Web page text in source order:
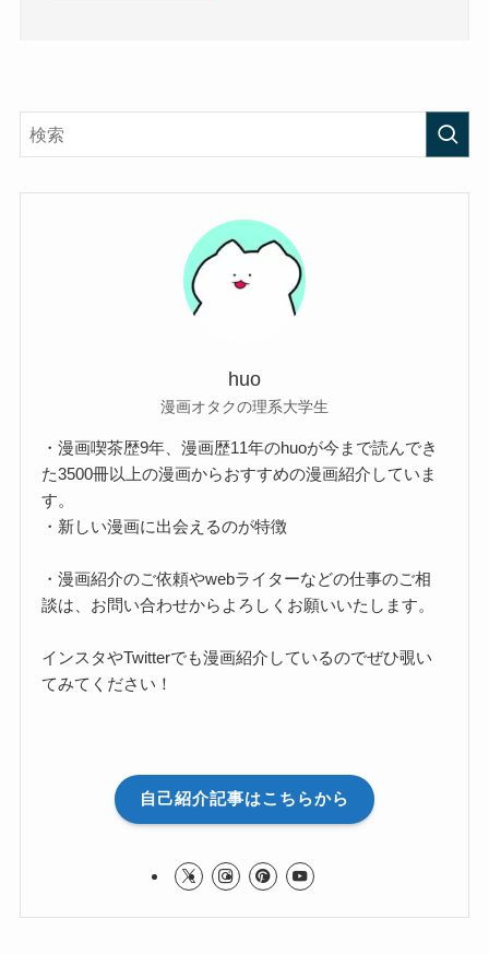
huo
漫画オタクの理系大学生
・漫画喫茶歴9年、漫画歴11年のhuoが今まで読んでき
た3500冊以上の漫画からおすすめの漫画紹介していま
す。
・新しい漫画に出会えるのが特徴
・漫画紹介のご依頼やwebライターなどの仕事のご相
談は、お問い合わせからよろしくお願いいたします。
インスタやTwitterでも漫画紹介しているのでぜひ覗い
てみてください！
自己紹介記事はこちらから